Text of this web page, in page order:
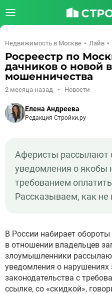
Недвижимость в Москве Лайв
Росреестр по
дачников о новой
мошенничества
2 месяца назад Новости
Елена Андреева
Редакция Стройки.ру
Аферисты рассылают
уведомления о якобы
требованием
Рассказываем, как не
В России набирает
в отношении владельцев
злоумышленники
уведомления о нарушениях
законодательства с
ссылке, со «скидкой»,